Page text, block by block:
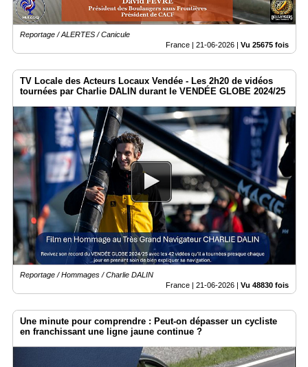
Reportage / ALERTES / Canicule
France | 21-06-2026 | Vu 25675 fois
TV Locale des Acteurs Locaux Vendée - Les 2h20 de vidéos
tournées par Charlie DALIN durant le VENDÉE GLOBE 2024/25
Reportage / Hommages / Charlie DALIN
France | 21-06-2026 Vu 48830 fois
Une minute pour comprendre : Peut-on dépasser un cycliste
en franchissant une ligne jaune continue ?